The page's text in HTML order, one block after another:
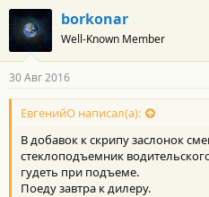
borkonar
Well-Known Member
30 Авг 2016
ЕвгенийО написал(а):
В добавок к скрипу заслонок
стеклоподъемник
гудеть при подъеме.
Поеду завтра к дилеру.